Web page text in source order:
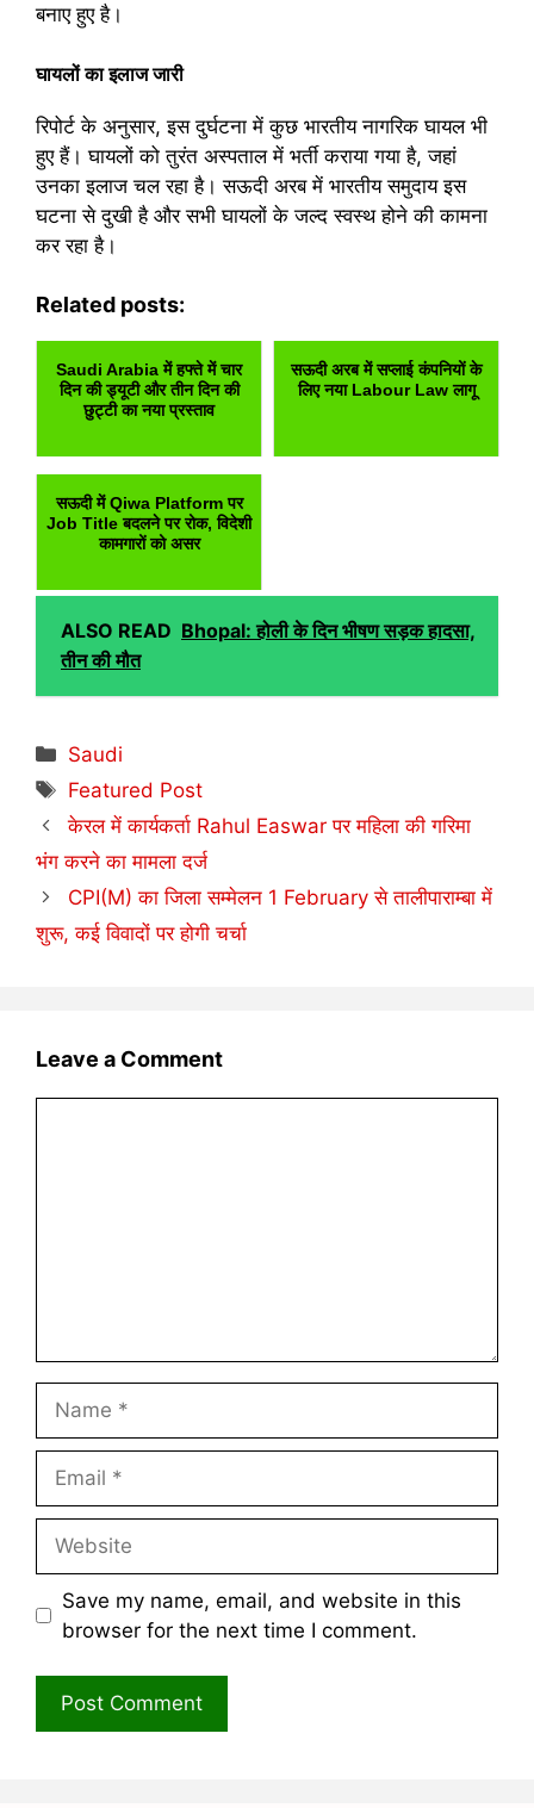
बनाए हुए है।
घायलों का इलाज जारी
रिपोर्ट के अनुसार, इस दुर्घटना में कुछ भारतीय नागरिक घायल भी
हुए हैं। घायलों को तुरंत अस्पताल में भर्ती कराया गया है, जहां
उनका इलाज चल रहा है। सऊदी अरब में भारतीय समुदाय इस
घटना से दुखी है और सभी घायलों के जल्द स्वस्थ होने की कामना
कर रहा है।
Related posts:
Saudi Arabia में हफ्ते में चार
दिन की ड्यूटी और तीन दिन की
छुट्टी का नया प्रस्ताव
सऊदी अरब में सप्लाई कंपनियों के
लिए नया Labour Law लागू
सऊदी में Qiwa Platform पर
Job Title बदलने पर रोक, विदेशी
कामगारों को असर
ALSO READ Bhopal: होली के दिन भीषण सड़क हादसा,
तीन की मौत
Categories
Saudi
Tags
Featured Post
केरल में कार्यकर्ता Rahul Easwar पर महिला की गरिमा
भंग करने का मामला दर्ज
CPI(M) का जिला सम्मेलन 1 February से तालीपाराम्बा में
शुरू, कई विवादों पर होगी चर्चा
Leave a Comment
Save my name, email, and website in this
browser for the next time I comment.